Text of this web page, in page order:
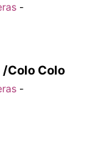
-
/Colo Colo
-